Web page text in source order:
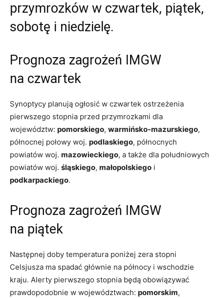
przymrozków w czwartek, piątek,
sobotę i niedzielę.
Prognoza zagrożeń IMGW
na czwartek
Synoptycy planują ogłosić w czwartek ostrzeżenia
pierwszego stopnia przed przymrozkami dla
województw: pomorskiego, warmińsko-mazurskiego,
północnej połowy woj. podlaskiego, północnych
powiatów woj. mazowieckiego, a także dla południowych
powiatów woj. śląskiego, małopolskiego i
podkarpackiego.
Prognoza zagrożeń IMGW
na piątek
Następnej doby temperatura poniżej zera stopni
Celsjusza ma spadać głównie na północy i wschodzie
kraju. Alerty pierwszego stopnia będą obowiązywać
prawdopodobnie w województwach: pomorskim,